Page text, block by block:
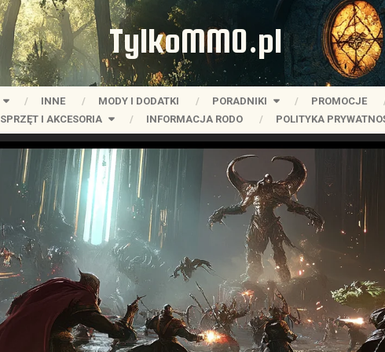
TylkoMMO.pl
INNE MODY I DODATKI PORADNIKI PROMOCJE
SPRZĘT I AKCESORIA INFORMACJA RODO POLITYKA